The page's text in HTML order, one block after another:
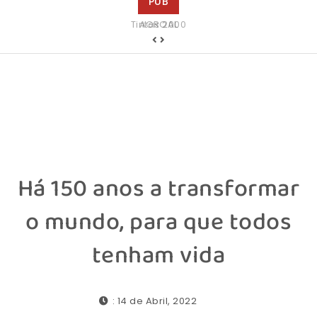
Tintas 2000
Há 150 anos a transformar
o mundo, para que todos
tenham vida
: 14 de Abril, 2022